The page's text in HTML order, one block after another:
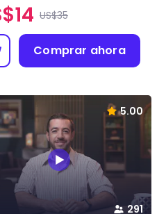
14 US$35
Comprar ahora
291
5.00